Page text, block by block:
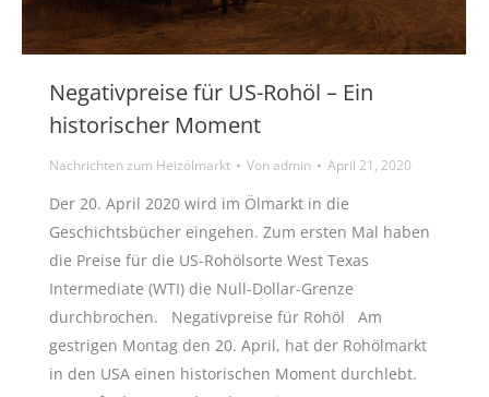
Negativpreise für US-Rohöl – Ein
historischer Moment
Nachrichten zum Heizölmarkt Vonadmin April 21, 2020
Der 20. April 2020 wird im Ölmarkt in die
Geschichtsbücher eingehen. Zum ersten Mal haben
die Preise für die US-Rohölsorte West Texas
Intermediate (WTI) die Null-Dollar-Grenze
durchbrochen. Negativpreise für Rohöl Am
gestrigen Montag den 20. April, hat der Rohölmarkt
in den USA einen historischen Moment durchlebt.